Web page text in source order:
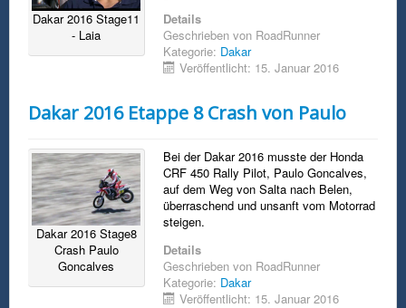
Dakar 2016 Stage11
- Laia
Details
Geschrieben von RoadRunner
Kategorie: Dakar
Veröffentlicht: 15. Januar 2016
Dakar 2016 Etappe 8 Crash von Paulo
Dakar 2016 Stage8
Crash Paulo
Goncalves
Bei der Dakar 2016 musste der Honda
CRF 450 Rally Pilot, Paulo Goncalves,
auf dem Weg von Salta nach Belen,
überraschend und unsanft vom Motorrad
steigen.
Details
Geschrieben von RoadRunner
Kategorie: Dakar
Veröffentlicht: 15. Januar 2016